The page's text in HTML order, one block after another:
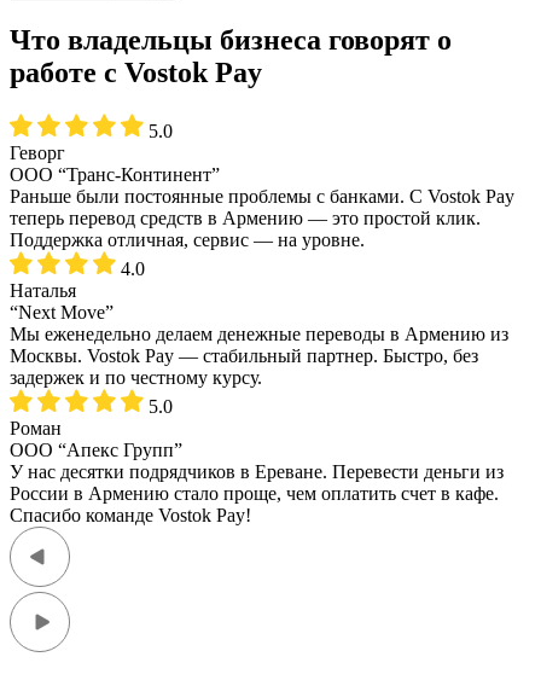
Что владельцы бизнеса говорят о
работе с Vostok Pay
5.0
Геворг
ООО “Транс-Континент”
Раньше были постоянные проблемы с банками. С Vostok Pay
теперь перевод средств в Армению — это простой клик.
Поддержка отличная, сервис — на уровне.
4.0
Наталья
“Next Move”
Мы еженедельно делаем денежные переводы в Армению из
Москвы. Vostok Pay — стабильный партнер. Быстро, без
задержек и по честному курсу.
5.0
Роман
ООО “Апекс Групп”
У нас десятки подрядчиков в Ереване. Перевести деньги из
России в Армению стало проще, чем оплатить счет в кафе.
Спасибо команде Vostok Pay!